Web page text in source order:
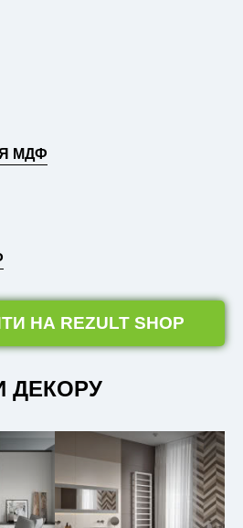
МДФ
НА REZULT SHOP
ДЕКОРУ